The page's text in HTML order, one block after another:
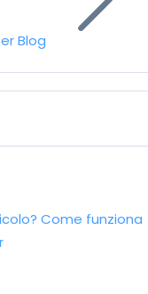
Blog
Come funziona